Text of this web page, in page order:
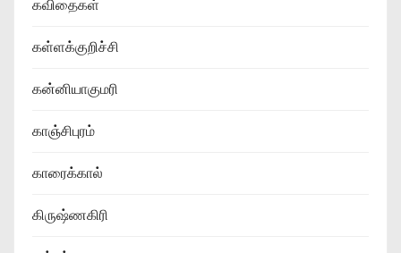
கவிதைகள்
கள்ளக்குறிச்சி
கன்னியாகுமரி
காஞ்சிபுரம்
காரைக்கால்
கிருஷ்ணகிரி